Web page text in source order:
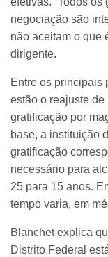
negociação são
não aceitam o que
dirigente.
Entre os principais
estão o reajuste
gratificação por
base, a instituição
gratificação
necessário para
25 para 15 anos.
tempo varia, em
Blanchet explica
Distrito Federal